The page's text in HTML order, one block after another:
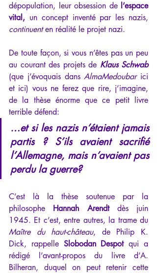
dépopulation, leur obsession de l’espace
vital,
continuent en réalité le projet nazi.
De toute façon, si vous n’êtes pas un peu
au courant des projets de
Klaus Schwab
(que j’évoquais dans AlmaMedoubar ici
et ici) vous ne ferez que rire, j’imagine,
de la thèse énorme que ce petit livre
terrible défend:
…et si les nazis n’étaient jamais
partis ? S’ils avaient sacrifié
l’Allemagne, mais n’avaient pas
perdu la guerre?
C’est là la thèse soutenue par la
philosophe Hannah Arendt dès juin
Maître du haut-château, de Philip K.
Dick, rappelle Slobodan Despot qui a
rédigé l’avant-propos du livre d’A.
Bilheran, duquel on peut retenir cette